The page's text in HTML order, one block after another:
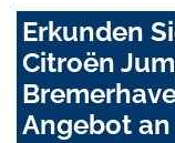
Erkunden
Citroën
Angebot an